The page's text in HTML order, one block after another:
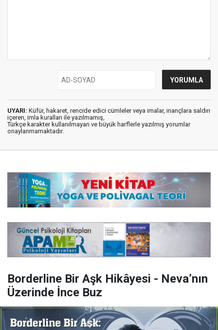
UYARI: Küfür, hakaret, rencide edici cümleler veya imalar, inançlara saldırı
içeren, imla kuralları ile yazılmamış,
Türkçe karakter kullanılmayan ve büyük harflerle yazılmış yorumlar
onaylanmamaktadır.
Borderline Bir Aşk Hikâyesi - Neva’nın
Üzerinde İnce Buz